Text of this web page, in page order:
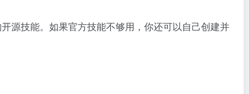
源技能。如果官方技能不够用，你还可以自己创建并